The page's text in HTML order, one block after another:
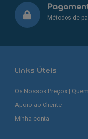
Métodos de
Links Úteis
Os Nossos Preços |
Apoio ao Cliente
Minha conta